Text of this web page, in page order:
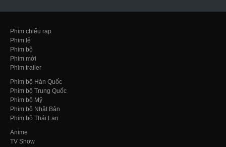
Phim chiếu rạp
Phim lẻ
Phim bộ
Phim mới
Phim trailer
Phim bộ Hàn Quốc
Phim bộ Trung Quốc
Phim bộ Mỹ
Phim bộ Nhật Bản
Phim bộ Thái Lan
Anime
TV Show